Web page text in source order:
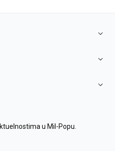
u Mil-Popu.